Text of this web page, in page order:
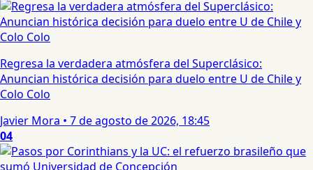
Regresa la verdadera atmósfera del Superclásico:
Anuncian histórica decisión para duelo entre U de Chile y
Colo Colo
Javier Mora • 7 de agosto de 2026, 18:45
04